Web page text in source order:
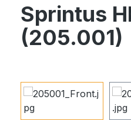
Sprintus
(205.001)
Bildergalerie